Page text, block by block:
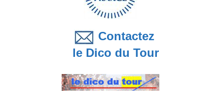
Contactez
le Dico du Tour